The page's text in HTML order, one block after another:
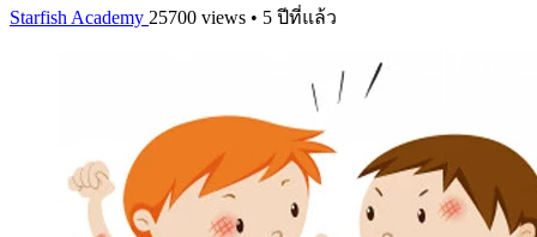
Starfish Academy 25700 views • 5 ปีที่แล้ว